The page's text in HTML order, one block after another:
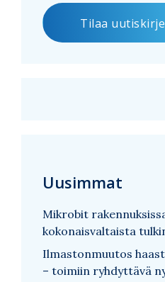
Uusimmat
Mikrobit
kokonaisvaltaista
Ilmastonmuutos
– toimiin ryhdyttävä